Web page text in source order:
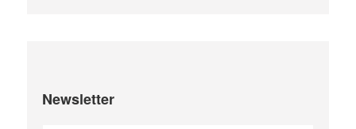
Newsletter